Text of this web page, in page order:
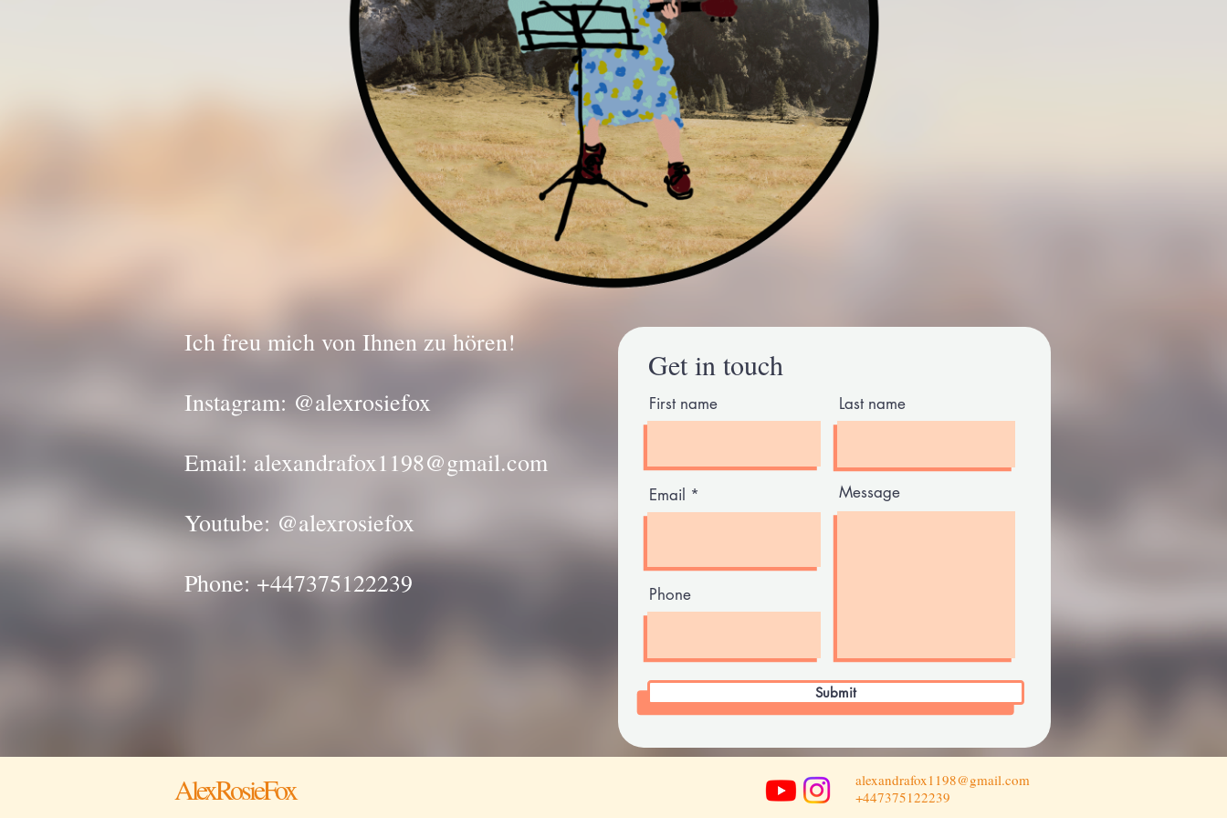
Ich freu mich von Ihnen zu hören!
Instagram: @alexrosiefox
Email: alexandrafox1198@gmail.com
Youtube: @alexrosiefox
Phone: +447375122239
Get in touch
First name Last name
Email
Phone
Message
Submit
AlexRosieFox
alexandrafox1198@gmail.com
+447375122239